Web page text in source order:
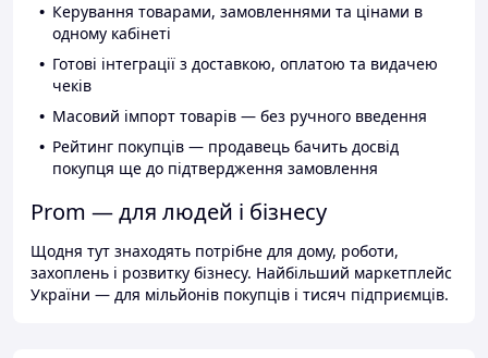
Керування товарами, замовленнями та цінами в
одному кабінеті
Готові інтеграції з доставкою, оплатою та видачею
чеків
Масовий імпорт товарів — без ручного введення
Рейтинг покупців — продавець бачить досвід
покупця ще до підтвердження замовлення
Prom — для людей і бізнесу
Щодня тут знаходять потрібне для дому, роботи,
захоплень і розвитку бізнесу. Найбільший маркетплейс
України — для мільйонів покупців і тисяч підприємців.